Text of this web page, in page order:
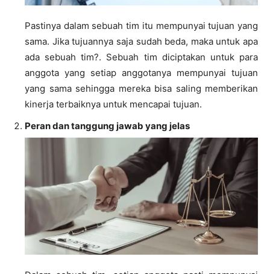
Pastinya dalam sebuah tim itu mempunyai tujuan yang
sama. Jika tujuannya saja sudah beda, maka untuk apa
ada sebuah tim?. Sebuah tim diciptakan untuk para
anggota yang setiap anggotanya mempunyai tujuan
yang sama sehingga mereka bisa saling memberikan
kinerja terbaiknya untuk mencapai tujuan.
Peran dan tanggung jawab yang jelas